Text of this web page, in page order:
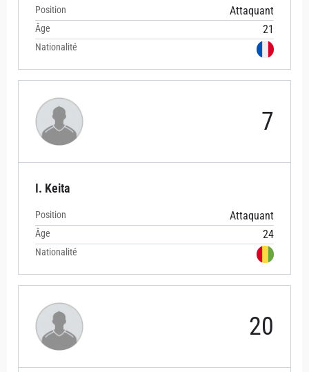
Position Attaquant
Âge 21
Nationalité
7
I. Keita
Position Attaquant
Âge 24
Nationalité
20